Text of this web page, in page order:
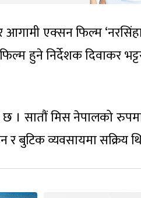
एक्सन फिल्म
हुने निर्देशक दिवाकर
छ । सातौं मिस नेपालको
बुटिक व्यवसायमा सक्रिय